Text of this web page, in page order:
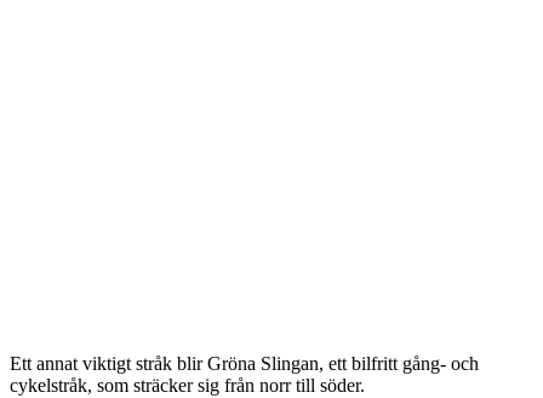
Ett annat viktigt stråk blir Gröna Slingan, ett bilfritt gång- och
cykelstråk, som sträcker sig från norr till söder.